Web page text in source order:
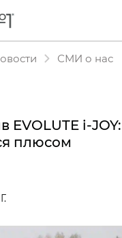
СМИ о нас
EVOLUTE
плюсом